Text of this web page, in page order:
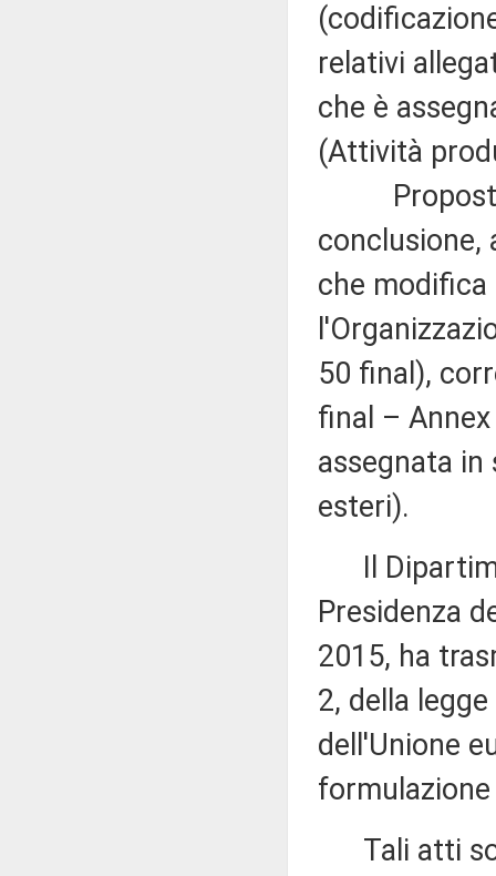
relativi
che è
(Attività
Proposta
conclusione,
che
50 final),
final –
assegnata in
esteri).
Il
Presidenza
2015, ha
2, della
dell'Unione
Tali atti